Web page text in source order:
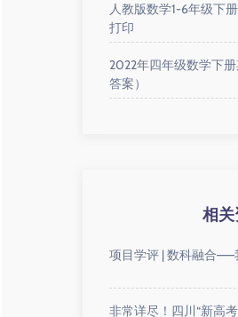
人教版数学1-6年级下
打印
2022年四年级数学下
答案）
相
项目学评 | 数科融合——
非常详尽！四川“新高